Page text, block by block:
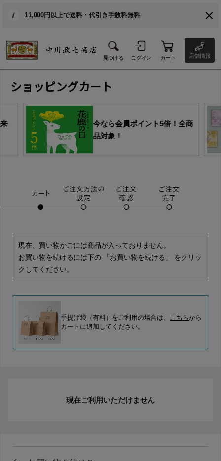
11,000円以上で送料・代引き手数料無料
見つける ログイン カート 店舗情報
ショッピングカート
今なら会員ポイント5倍！全商
品対象！
現在、買い物かごには商品が入っておりません。
お買い物を続けるには下の 「お買い物を続ける」 をクリッ
クしてください。
手提げ袋（有料）をご利用の場合は、 こちらから
カートに追加してください。
現在ご利用いただけません